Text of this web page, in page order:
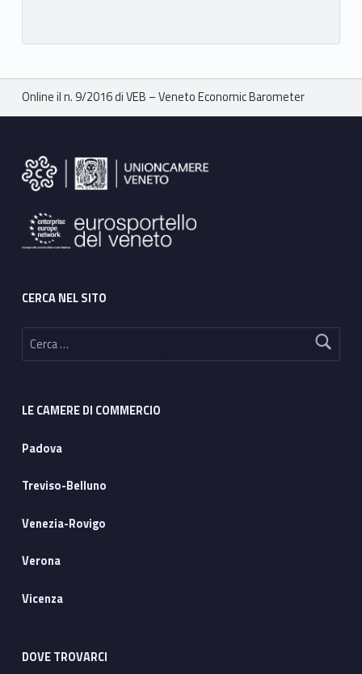
Breadcrumbs navigation
Online il n. 9/2016 di VEB – Veneto Economic Barometer
CERCA NEL SITO
Ricerca per:
LE CAMERE DI COMMERCIO
Padova
Treviso-Belluno
Venezia-Rovigo
Verona
Vicenza
DOVE TROVARCI